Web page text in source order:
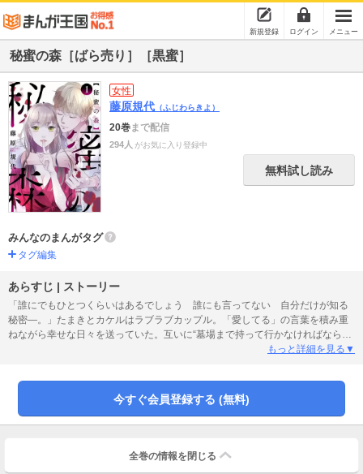
新規登録 ログイン メニュー
秘蜜の森［ばら売り］［黒蜜］
女性
藤原規代 （ふじわらきよ）
20巻まで配信
294人 がお気に入り登録中
無料試し読み
みんなのまんがタグ
タグ編集
あらすじ | ストーリー
「誰にでもひとつくらいはあるでしょう 誰にも言ってない 自分だけが知る
秘密―。」たまきとカケルはラブラブカップル。「愛してる」の言葉を積み重
ねながら幸せな日々を送っていた。互いに“墓場まで持って行かなければならな
い”秘密を抱えながら…。愛がゆえのカケルの秘密の仕事は、少しずつ周囲を巻
もっと詳細を見る▼
今すぐ会員登録する (無料)
全巻の情報を 閉じる